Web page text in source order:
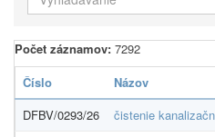
Počet záznamov: 7292
Číslo
Názov
DFBV/0293/26
čistenie